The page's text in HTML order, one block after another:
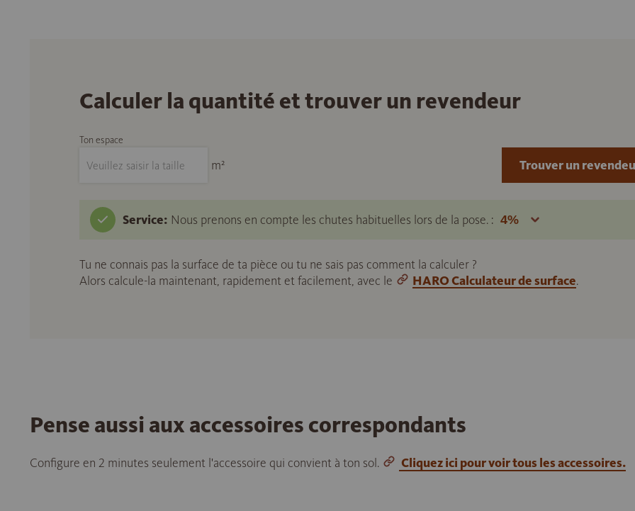
Calculer la quantité et trouver un revendeur
Ton espace
m²
Service: Nous prenons en compte les chutes habituelles lors de la pose. :
Tu ne connais pas la surface de ta pièce ou tu ne sais pas comment la calculer ?
Alors calcule-la maintenant, rapidement et facilement, avec le
HARO Calculateur de surface.
Trouver un
Pense aussi aux accessoires correspondants
Configure en 2 minutes seulement l'accessoire qui convient à ton sol. Cliquez ici pour voir tous les accessoires.